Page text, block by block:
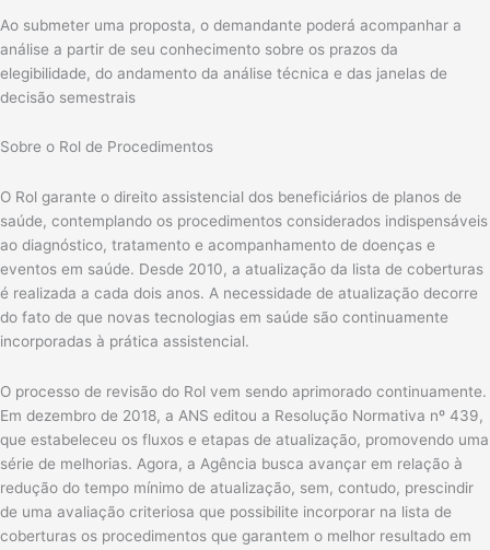
Ao submeter uma proposta, o demandante poderá acompanhar a
análise a partir de seu conhecimento sobre os prazos da
elegibilidade, do andamento da análise técnica e das janelas de
decisão semestrais
Sobre o Rol de Procedimentos
O Rol garante o direito assistencial dos beneficiários de planos de
saúde, contemplando os procedimentos considerados indispensáveis
ao diagnóstico, tratamento e acompanhamento de doenças e
eventos em saúde. Desde 2010, a atualização da lista de coberturas
é realizada a cada dois anos. A necessidade de atualização decorre
do fato de que novas tecnologias em saúde são continuamente
incorporadas à prática assistencial.
O processo de revisão do Rol vem sendo aprimorado continuamente.
Em dezembro de 2018, a ANS editou a Resolução Normativa nº 439,
que estabeleceu os fluxos e etapas de atualização, promovendo uma
série de melhorias. Agora, a Agência busca avançar em relação à
redução do tempo mínimo de atualização, sem, contudo, prescindir
de uma avaliação criteriosa que possibilite incorporar na lista de
coberturas os procedimentos que garantem o melhor resultado em